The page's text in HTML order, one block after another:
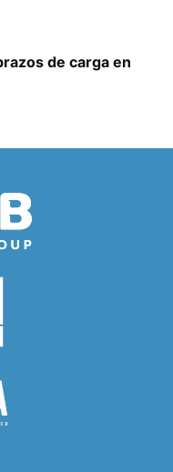
de carga en